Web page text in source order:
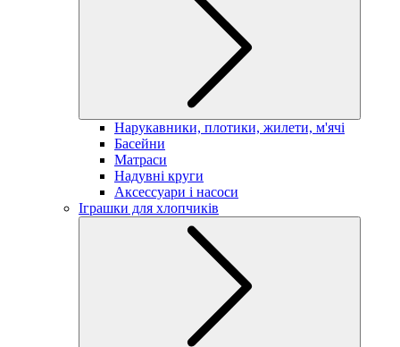
Нарукавники, плотики, жилети, м'ячі
Басейни
Матраси
Надувні круги
Аксессуари і насоси
Іграшки для хлопчиків